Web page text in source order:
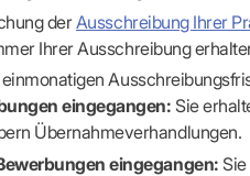
(AU)
(für Praxen)
derAusschreibung Ihrer
Ihrer Ausschreibung
eingegangen: Sie
Übernahmeverhandlungen.
eingegangen: